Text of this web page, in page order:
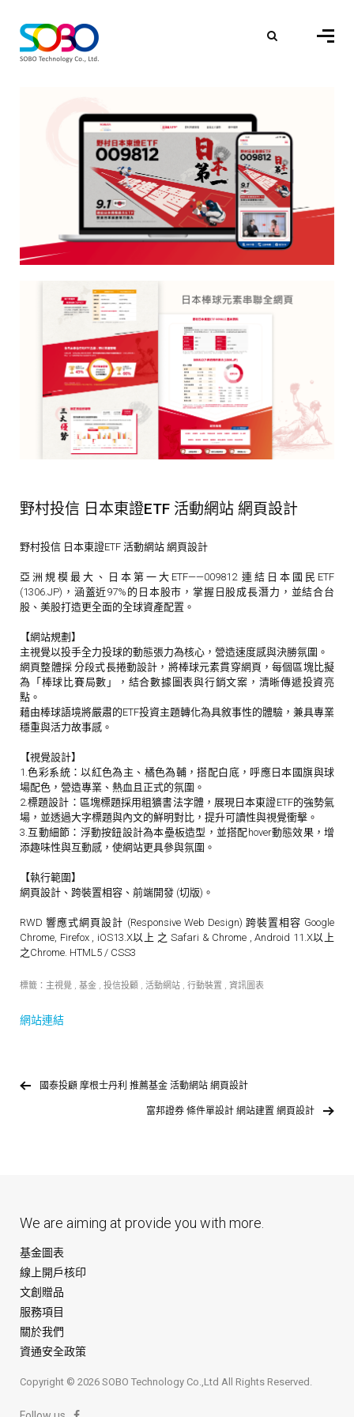
野村投信 日本東證ETF 活動網站 網頁設計
野村投信 日本東證ETF 活動網站 網頁設計
亞洲規模最大、日本第一大ETF——009812 連結日本國民ETF
(1306.JP)，涵蓋近97%的日本股市，掌握日股成長潛力，並結合台
股、美股打造更全面的全球資產配置。
【網站規劃】
主視覺以投手全力投球的動態張力為核心，營造速度感與決勝氛圍。
網頁整體採 分段式長捲動設計，將棒球元素貫穿網頁，每個區塊比擬
為「棒球比賽局數」，結合數據圖表與行銷文案，清晰傳遞投資亮
點。
藉由棒球語境將嚴肅的ETF投資主題轉化為具敘事性的體驗，兼具專業
穩重與活力故事感。
【視覺設計】
1.色彩系統：以紅色為主、橘色為輔，搭配白底，呼應日本國旗與球
場配色，營造專業、熱血且正式的氛圍。
2.標題設計：區塊標題採用粗獷書法字體，展現日本東證ETF的強勢氣
場，並透過大字標題與內文的鮮明對比，提升可讀性與視覺衝擊。
3.互動細節：浮動按鈕設計為本壘板造型，並搭配hover動態效果，增
添趣味性與互動感，使網站更具參與氛圍。
【執行範圍】
網頁設計、跨裝置相容、前端開發 (切版)。
RWD 響應式網頁設計 (Responsive Web Design) 跨裝置相容 Google
Chrome, Firefox , iOS13.X以上 之 Safari & Chrome , Android 11.X以上
之Chrome. HTML5 / CSS3
標籤： 主視覺 , 基金 , 投信投顧 , 活動網站 , 行動裝置 , 資訊圖表
網站連結
國泰投顧 摩根士丹利 推薦基金 活動網站 網頁設計
富邦證券 條件單設計 網站建置 網頁設計
We are aiming at provide you with more.
基金圖表
線上開戶核印
文創贈品
服務項目
關於我們
資通安全政策
Copyright © 2026 SOBO Technology Co.,Ltd All Rights Reserved.